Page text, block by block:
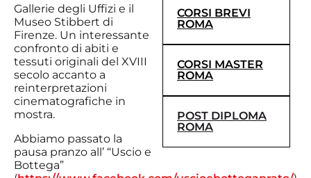
Gallerie degli Uffizi e il
Museo Stibbert di
Firenze. Un interessante
confronto di abiti e
tessuti originali del XVIII
secolo accanto a
reinterpretazioni
cinematografiche in
mostra.
Abbiamo passato la
pausa pranzo all’ “Uscio e
Bottega”
CORSI BREVI
ROMA
CORSI MASTER
ROMA
POST DIPLOMA
ROMA